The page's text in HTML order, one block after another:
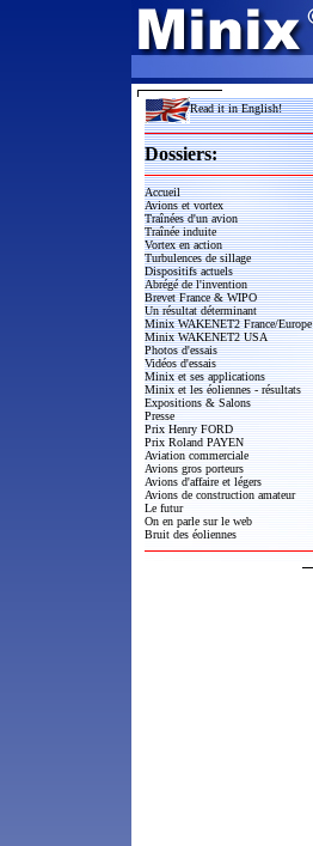
Read it in English!
Dossiers:
Accueil
Avions et vortex
Traînées d'un avion
Traînée induite
Vortex en action
Turbulences de sillage
Dispositifs actuels
Abrégé de l'invention
Brevet France & WIPO
Un résultat déterminant
Minix WAKENET2 France/Europe
Minix WAKENET2 USA
Photos d'essais
Vidéos d'essais
Minix et ses applications
Minix et les éoliennes - résultats
Expositions & Salons
Presse
Prix Henry FORD
Prix Roland PAYEN
Aviation commerciale
Avions gros porteurs
Avions d'affaire et légers
Avions de construction amateur
Le futur
On en parle sur le web
Bruit des éoliennes